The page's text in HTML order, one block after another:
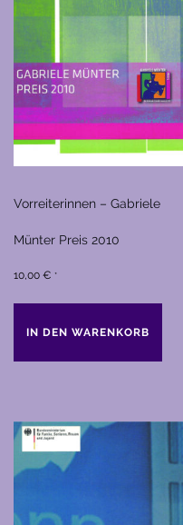
Vorreiterinnen – Gabriele
Münter Preis 2010
10,00 € *
IN DEN WARENKORB